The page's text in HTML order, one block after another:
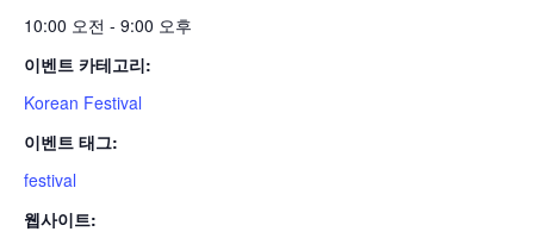
10:00 오전 - 9:00 오후
이벤트 카테고리:
Korean Festival
이벤트 태그:
festival
웹사이트: